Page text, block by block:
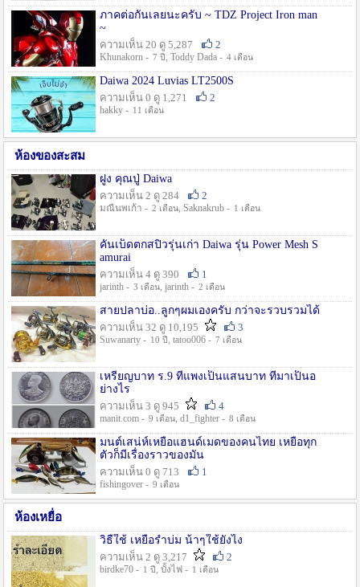
ภาคต่อกันเลยนะครับ ~ TDZ Project Iron man
~
ความเห็น 20 ดู 5,287
2
Khunakorn - 7 ปี , Toddy Dada - 4 เดือน
Daiwa 2024 Luvias LT2500S
ความเห็น 0 ดู 1,271
2
hakky - 11 เดือน
ห้องของสะสม
ฝูง คุณปู่ Daiwa
ความเห็น 2 ดู 284
2
มณีนพเก้า - 2 เดือน, Saknakrub - 1 เดือน
คันเบ็ดตกสปิ๋วรุ่นเก่า Daiwa รุ่น Power Mesh S
amurai
ความเห็น 4 ดู 390
1
jarinth - 3 เดือน, jarinth - 2 เดือน
สายปลาบ่อ..ลูกๆผมเองครับ กว่าจะรวบรวมได้
ความเห็น 32 ดู 10,195
3
Suwanarty - 10 ปี , tatoo006 - 7 เดือน
เหรียญบาท ร.9 ที่แพงเป็นแสนบาท ที่มาเป็นอ
ย่างไร
ความเห็น 3 ดู 945
4
manit.com - 9 เดือน, d1_fighter - 8 เดือน
มนต์เสน่ห์เหยื่อแฮนด์เมดของคนไทย เหยื่อทุก
ตัวก็มีเรื่องราวของมัน
ความเห็น 0 ดู 713
1
fishingover - 9 เดือน
ห้องเหยื่อ
วิธืใช้ เหยื่อรำบ่ม น้าๆใช้ยังไง
ความเห็น 2 ดู 3,217
2
birdke70 - 1 ปี , บั้งไฟ - 1 เดือน